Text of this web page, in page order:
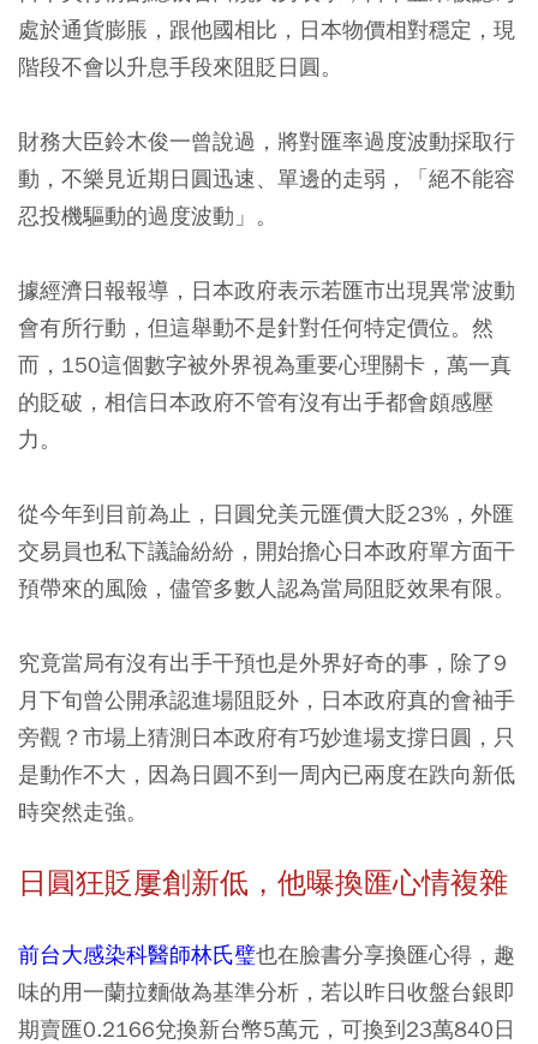
處於通貨膨脹，跟他國相比，日本物價相對穩定，現
階段不會以升息手段來阻貶日圓。
財務大臣鈴木俊一曾說過，將對匯率過度波動採取行
動，不樂見近期日圓迅速、單邊的走弱，「絕不能容
忍投機驅動的過度波動」。
據經濟日報報導，日本政府表示若匯市出現異常波動
會有所行動，但這舉動不是針對任何特定價位。然
而，150這個數字被外界視為重要心理關卡，萬一真
的貶破，相信日本政府不管有沒有出手都會頗感壓
力。
從今年到目前為止，日圓兌美元匯價大貶23%，外匯
交易員也私下議論紛紛，開始擔心日本政府單方面干
預帶來的風險，儘管多數人認為當局阻貶效果有限。
究竟當局有沒有出手干預也是外界好奇的事，除了9
月下旬曾公開承認進場阻貶外，日本政府真的會袖手
旁觀？市場上猜測日本政府有巧妙進場支撐日圓，只
是動作不大，因為日圓不到一周內已兩度在跌向新低
時突然走強。
日圓狂貶屢創新低，他曝換匯心情複雜
前台大感染科醫師林氏璧也在臉書分享換匯心得，趣
味的用一蘭拉麵做為基準分析，若以昨日收盤台銀即
期賣匯0.2166兌換新台幣5萬元，可換到23萬840日